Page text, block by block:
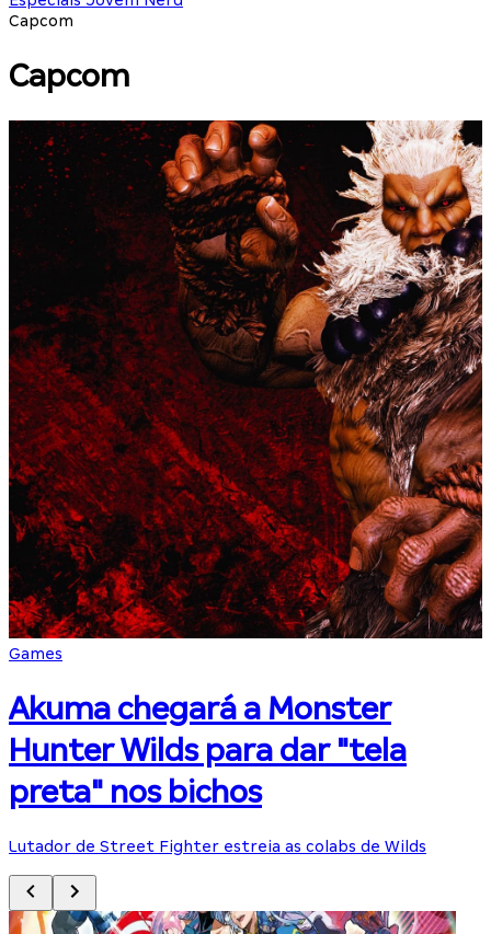
Capcom
Capcom
Games
Akuma chegará a Monster
Hunter Wilds para dar "tela
preta" nos bichos
Lutador de Street Fighter estreia as colabs de Wilds